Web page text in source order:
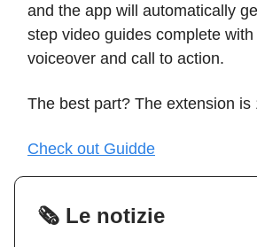
and the app will automatically
step video guides complete with
voiceover and call to action.
The best part? The extension is
Check out Guidde
🗞️ Le notizie